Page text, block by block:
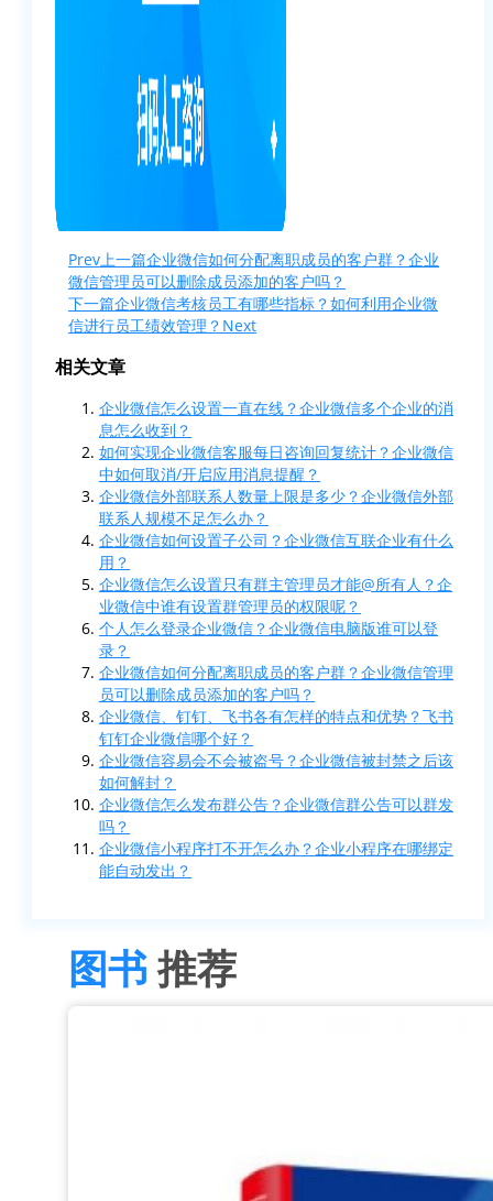
Prev 上一篇企业微信如何分配离职成员的客户群？企业
微信管理员可以删除成员添加的客户吗？
下一篇企业微信考核员工有哪些指标？如何利用企业微
信进行员工绩效管理？ Next
相关文章
企业微信怎么设置一直在线？企业微信多个企业的消
息怎么收到？
如何实现企业微信客服每日咨询回复统计？企业微信
中如何取消/开启应用消息提醒？
企业微信外部联系人数量上限是多少？企业微信外部
联系人规模不足怎么办？
企业微信如何设置子公司？企业微信互联企业有什么
用？
企业微信怎么设置只有群主管理员才能@所有人？企
业微信中谁有设置群管理员的权限呢？
个人怎么登录企业微信？企业微信电脑版谁可以登
录？
企业微信如何分配离职成员的客户群？企业微信管理
员可以删除成员添加的客户吗？
企业微信、钉钉、飞书各有怎样的特点和优势？飞书
钉钉企业微信哪个好？
企业微信容易会不会被盗号？企业微信被封禁之后该
如何解封？
企业微信怎么发布群公告？企业微信群公告可以群发
吗？
企业微信小程序打不开怎么办？企业小程序在哪绑定
能自动发出？
图书推荐